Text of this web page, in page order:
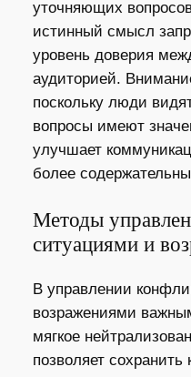
уточняющих
истинный смысл
уровень доверия
аудиторией.
поскольку люди
вопросы имеют
улучшает
более
Методы
ситуациями и
В управлении
возражениями
мягкое
позволяет сохранить